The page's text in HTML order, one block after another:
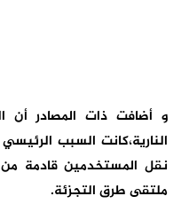
و أضافت ذات المصادر أن
النارية،كانت السبب
نقل المستخدمين قادمة
ملتقى طرق التجزئة.